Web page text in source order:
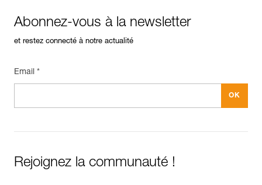
Abonnez-vous à la newsletter
et restez connecté à notre actualité
Email *
Rejoignez la communauté !